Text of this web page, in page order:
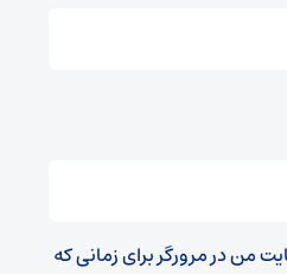
من در مرورگر برای زمانی که